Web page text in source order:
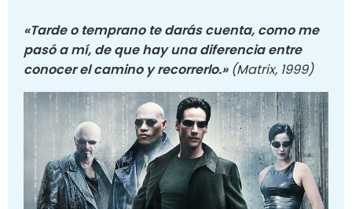
«Tarde o temprano te darás cuenta, como me
pasó a mí, de que hay una diferencia entre
conocer el camino y recorrerlo.» (Matrix, 1999)